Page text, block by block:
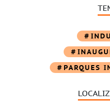
PARQUES